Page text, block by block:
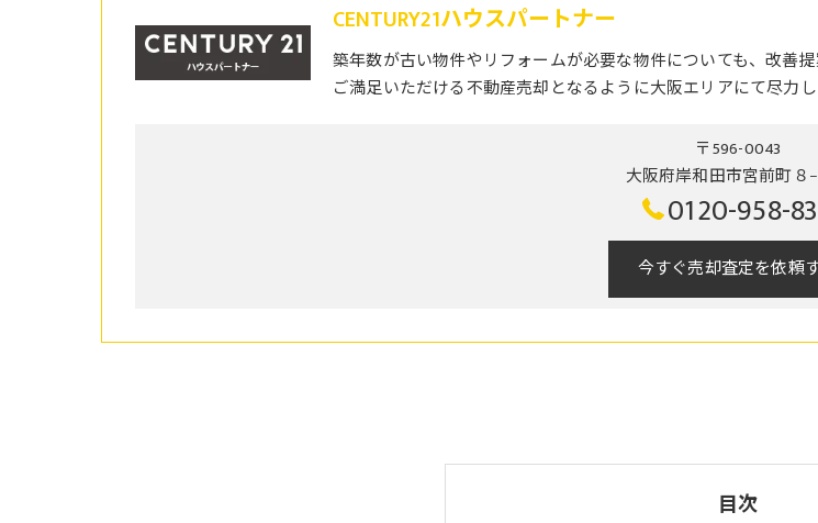
CENTURY21ハウスパートナー
築年数が古い物件やリフォームが必要な物件についても、改善
ご満足いただける不動産売却となるように大阪エリアにて尽力し
〒596-0043
大阪府岸和田市宮前町８
0120-958-
今すぐ売却査定を依頼
目次